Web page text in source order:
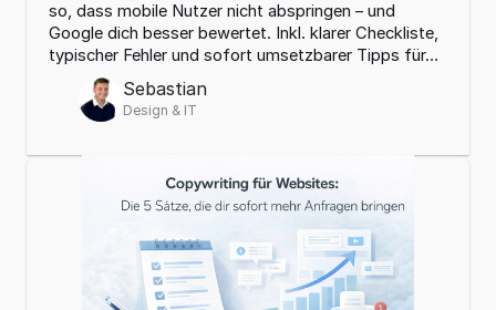
so, dass mobile Nutzer nicht abspringen – und
Google dich besser bewertet. Inkl. klarer Checkliste,
typischer Fehler und sofort umsetzbarer Tipps für…
Sebastian
Design & IT